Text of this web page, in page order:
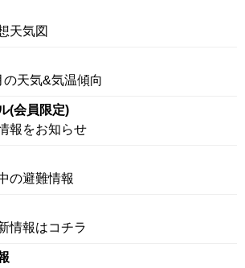
天気図
の天気&気温傾向
(会員限定)
報をお知らせ
の避難情報
情報はコチラ